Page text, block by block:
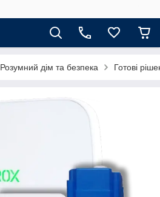
Розумний дім та безпека Готові